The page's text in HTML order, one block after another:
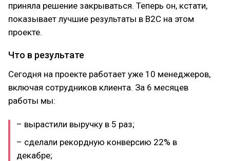
приняла решение закрываться. Теперь он, кстати,
показывает лучшие результаты в B2C на этом
проекте.
Что в результате
Сегодня на проекте работает уже 10 менеджеров,
включая сотрудников клиента. За 6 месяцев
работы мы:
– вырастили выручку в 5 раз;
– сделали рекордную конверсию 22% в
декабре;